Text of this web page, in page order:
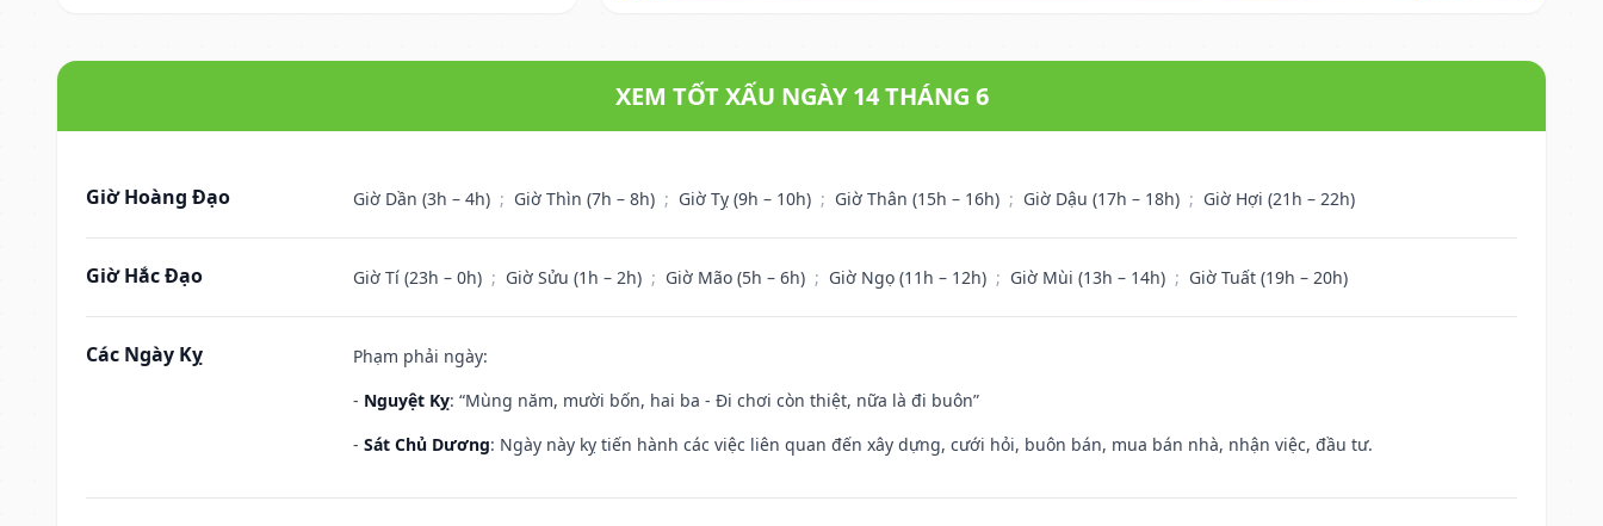
XEM TỐT XẤU NGÀY 14 THÁNG 6
Giờ Hoàng Đạo Giờ Dần (3h – 4h) ; Giờ Thìn (7h – 8h) ; Giờ Tỵ (9h – 10h) ; Giờ Thân (15h – 16h) ; Giờ Dậu (17h – 18h) ; Giờ Hợi (21h – 22h)
Giờ Hắc Đạo Giờ Tí (23h – 0h) ; Giờ Sửu (1h – 2h) ; Giờ Mão (5h – 6h) ; Giờ Ngọ (11h – 12h) ; Giờ Mùi (13h – 14h) ; Giờ Tuất (19h – 20h)
Các Ngày Kỵ
Phạm phải ngày:
- Nguyệt Kỵ: “Mùng năm, mười bốn, hai ba - Đi chơi còn thiệt, nữa là đi buôn”
- Sát Chủ Dương: Ngày này kỵ tiến hành các việc liên quan đến xây dựng, cưới hỏi, buôn bán, mua bán nhà, nhận việc, đầu tư.